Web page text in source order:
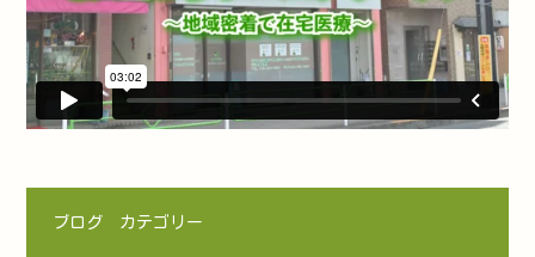
ブログ カテゴリー